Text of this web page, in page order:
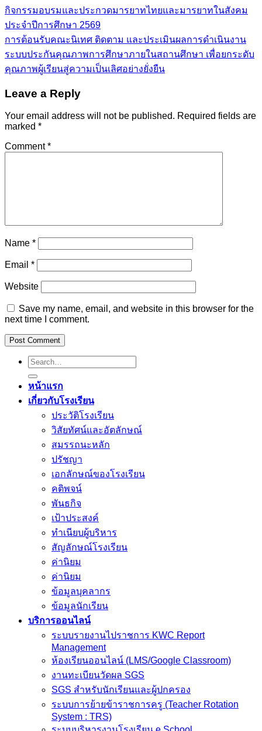
กิจกรรมอบรมและประกวดมารยาทไทยและมารยาทในสังคม
ประจำปีการศึกษา 2569
การต้อนรับคณะนิเทศ ติดตาม และประเมินผลการดำเนินงาน
ระบบประกันคุณภาพการศึกษาภายในสถานศึกษา เพื่อยกระดับ
คุณภาพผู้เรียนสู่ความเป็นเลิศอย่างยั่งยืน
Leave a Reply
Your email address will not be published. Required fields are
marked *
Comment*
Name *
Email *
Website
Save my name, email, and website in this browser for the
next time I comment.
สล็อต
สล็อต
สล็อต
Search
for:
หน้าแรก
เกี่ยวกับโรงเรียน
ประวัติโรงเรียน
วิสัยทัศน์และอัตลักษณ์
สมรรถนะหลัก
ปรัชญา
เอกลักษณ์ของโรงเรียน
คติพจน์
พันธกิจ
เป้าประสงค์
ทำเนียบผู้บริหาร
สัญลักษณ์โรงเรียน
ค่านิยม
ค่านิยม
ข้อมูลบุคลากร
ข้อมูลนักเรียน
บริการออนไลน์
ระบบรายงานไปราชการ KWC Report
Management
ห้องเรียนออนไลน์ (LMS/Google Classroom)
งานทะเบียนวัดผล SGS
SGS สำหรับนักเรียนและผู้ปกครอง
ระบบการย้ายข้าราชการครู (Teacher Rotation
System : TRS)